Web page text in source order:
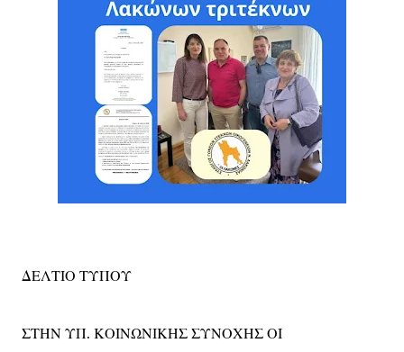
ΔΕΛΤΙΟ ΤΥΠΟΥ
ΣΤΗΝ ΥΠ. ΚΟΙΝΩΝΙΚΗΣ ΣΥΝΟΧΗΣ ΟΙ